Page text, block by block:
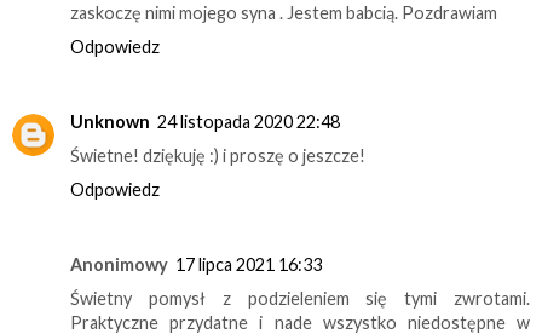
zaskoczę nimi mojego syna . Jestem babcią. Pozdrawiam
Odpowiedz
Unknown 24 listopada 2020 22:48
Świetne! dziękuję :) i proszę o jeszcze!
Odpowiedz
Anonimowy 17 lipca 2021 16:33
Świetny pomysł z podzieleniem się tymi zwrotami.
Praktyczne przydatne i nade wszystko niedostępne w